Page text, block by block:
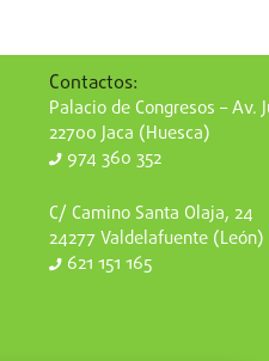
Contactos:
Palacio de Congresos – Av.
22700 Jaca (Huesca)
974 360 352
C/ Camino Santa Olaja, 24
24277 Valdelafuente (León)
621 151 165